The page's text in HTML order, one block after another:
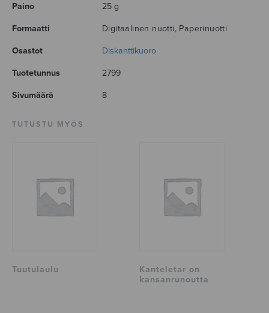
Paino 25 g
Formaatti Digitaalinen nuotti, Paperinuotti
Osastot Diskanttikuoro
Tuotetunnus 2799
Sivumäärä 8
TUTUSTU MYÖS
Tuutulaulu
Kanteletar on
kansanrunoutta